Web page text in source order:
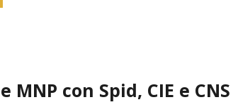
MNP con Spid, CIE e CNS